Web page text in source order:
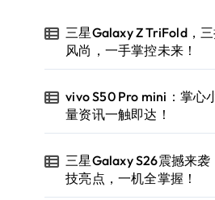
三星Galaxy Z TriFold，
风尚，一手掌控未来！
vivo S50 Pro mini：掌心
量资讯一触即达！
三星Galaxy S26震撼来袭
技亮点，一机全掌握！